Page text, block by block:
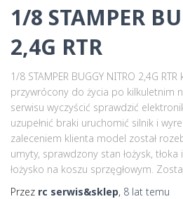
1/8 STAMPER
2,4G RTR
1/8 STAMPER BUGGY NITRO 2,4G
przywrócony do życia po kilkuletnim
serwisu wyczyścić sprawdzić
uzupełnić braki uruchomić silnik i
zaleceniem klienta model został
umyty, sprawdzony stan łożysk,
łożysko na koszu sprzęgłowym.
Przez rc serwis&sklep, 8 lat temu